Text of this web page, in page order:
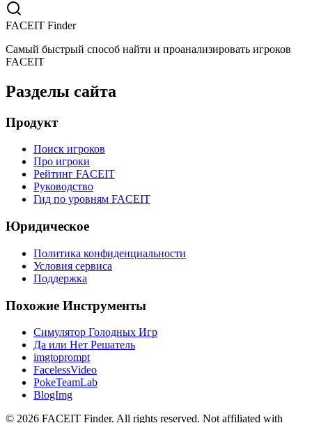
FACEIT Finder
Самый быстрый способ найти и проанализировать игроков
FACEIT
Разделы сайта
Продукт
Поиск игроков
Про игроки
Рейтинг FACEIT
Руководство
Гид по уровням FACEIT
Юридическое
Политика конфиденциальности
Условия сервиса
Поддержка
Похожие Инструменты
Симулятор Голодных Игр
Да или Нет Решатель
imgtoprompt
FacelessVideo
PokeTeamLab
BlogImg
© 2026 FACEIT Finder. All rights reserved. Not affiliated with